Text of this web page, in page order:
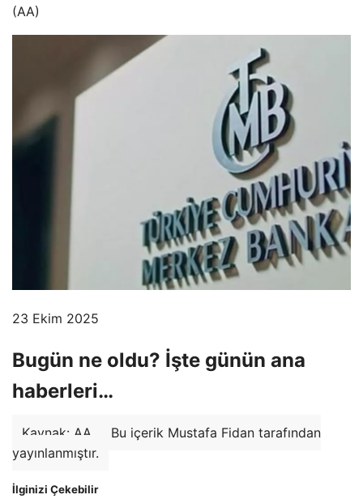
(AA)
23 Ekim 2025
Bugün ne oldu? İşte günün ana
haberleri…
Kaynak: AA
Bu içerik Mustafa Fidan tarafından
yayınlanmıştır.
İlginizi Çekebilir